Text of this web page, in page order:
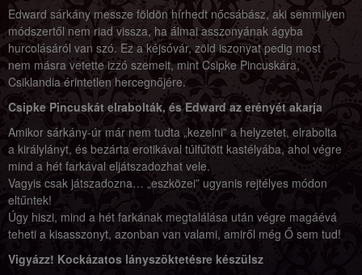
Edward sárkány messze földön hírhedt nőcsábász, aki semmilyen
módszertől nem riad vissza, ha álmai asszonyának ágyba
hurcolásáról van szó. Ez a kéjsóvár, zöld iszonyat pedig most
nem másra vetette izzó szemeit, mint Csipke Pincuskára,
Csiklandia érintetlen hercegnőjére.
Csipke Pincuskát elrabolták, és Edward az erényét akarja
Amikor sárkány-úr már nem tudta „kezelni” a helyzetet, elrabolta
a királylányt, és bezárta erotikával túlfűtött kastélyába, ahol végre
mind a hét farkával eljátszadozhat vele.
Vagyis csak játszadozna… „eszközei” ugyanis rejtélyes módon
eltűntek!
Úgy hiszi, mind a hét farkának megtalálása után végre magáévá
teheti a kisasszonyt, azonban van valami, amiről még Ő sem tud!
Vigyázz! Kockázatos lányszöktetésre készülsz